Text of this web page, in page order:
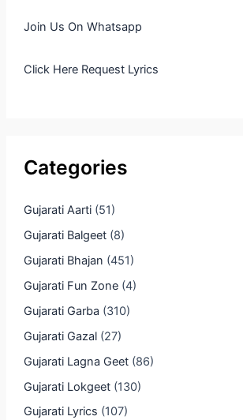
Join Us On Whatsapp
Click Here Request Lyrics
Categories
Gujarati Aarti(51)
Gujarati Balgeet(8)
Gujarati Bhajan (451)
Gujarati Fun Zone(4)
Gujarati Garba (310)
Gujarati Gazal(27)
Gujarati Lagna Geet(86)
Gujarati Lokgeet(130)
Gujarati Lyrics (107)